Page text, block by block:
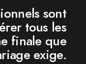
sont
tous les
finale que
exige.